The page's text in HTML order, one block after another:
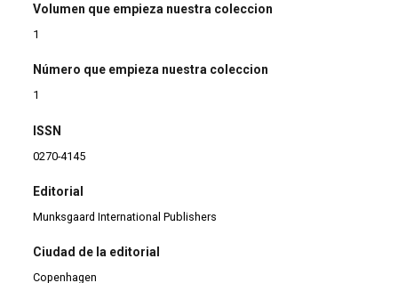
Volumen que empieza nuestra coleccion
1
Número que empieza nuestra coleccion
1
ISSN
0270-4145
Editorial
Munksgaard International Publishers
Ciudad de la editorial
Copenhagen